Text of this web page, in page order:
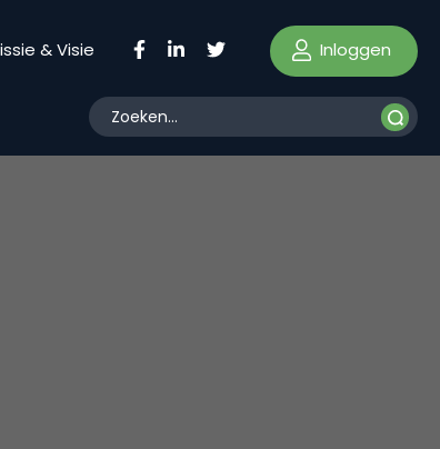
& Visie Inloggen